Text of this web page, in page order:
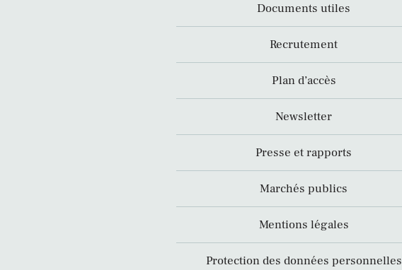
Documents utiles
Recrutement
Plan d’accès
Newsletter
Presse et rapports
Marchés publics
Mentions légales
Protection des données personnelles